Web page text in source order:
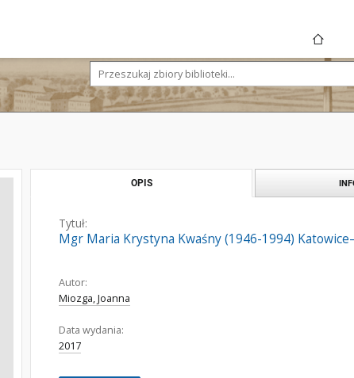
OPIS
Tytuł:
Mgr Maria Krystyna Kwaśny (1946-1994)
Autor:
Miozga, Joanna
Data wydania:
2017